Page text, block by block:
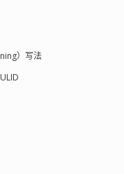
）写法